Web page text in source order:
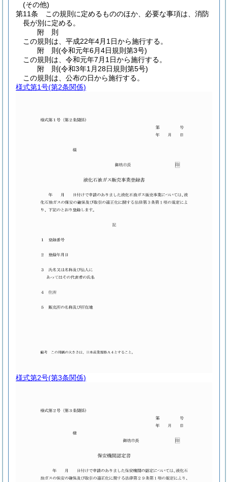
(その他)
第11条
この規則に定めるもののほか、必要な事項は、消防
長が別に定める。
附 則
この規則は、平成22年4月1日から施行する。
附 則(令和元年6月4日規則第3号)
この規則は、令和元年7月1日から施行する。
附 則(令和3年1月28日規則第5号)
この規則は、公布の日から施行する。
様式第1号(第2条関係)
様式第2号(第3条関係)